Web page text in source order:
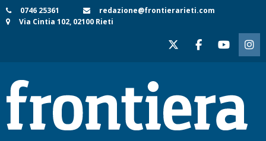
Skip
to
0746 25361
redazione@frontierarieti.com
Via Cintia 102, 02100 Rieti